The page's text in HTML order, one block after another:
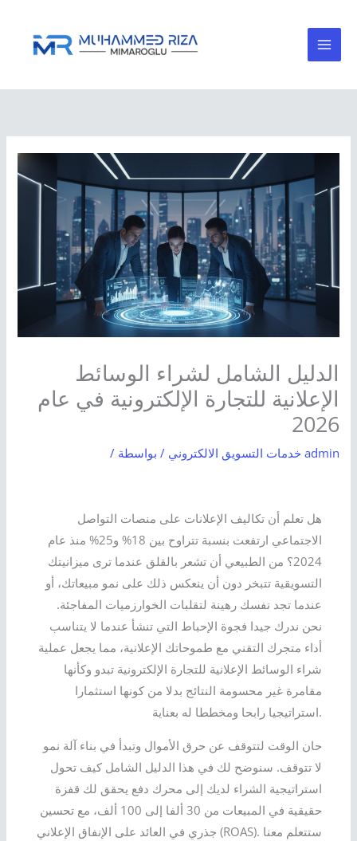
الدليل الشامل لشراء الوسائط
الإعلانية للتجارة الإلكترونية في عام
2026
/ خدمات التسويق الالكتروني / بواسطة admin
هل تعلم أن تكاليف الإعلانات على منصات التواصل
الاجتماعي ارتفعت بنسبة تتراوح بين 18% و25% منذ عام
2024؟ من الطبيعي أن تشعر بالقلق عندما ترى ميزانيتك
التسويقية تتبخر دون أن ينعكس ذلك على نمو مبيعاتك، أو
عندما تجد نفسك رهينة لتقلبات الخوارزميات المفاجئة.
نحن ندرك جيدا فجوة الإحباط التي تنشأ عندما لا يتناسب
أداء متجرك التقني مع طموحاتك الإعلانية، مما يجعل عملية
شراء الوسائط الإعلانية للتجارة الإلكترونية تبدو وكأنها
مقامرة غير محسومة النتائج بدلا من كونها استثمارا
استراتيجيا رابحا ومخططا له بعناية.
حان الوقت لتتوقف عن حرق الأموال وتبدأ في بناء آلة نمو
لا تتوقف. سنوضح لك في هذا الدليل الشامل كيف تحول
استراتيجية الشراء لديك إلى محرك دفع يحقق لك قفزة
حقيقية في المبيعات من 30 ألفا إلى 100 ألف، مع تحسين
جذري في العائد على الإنفاق الإعلاني (ROAS). ستتعلم معنا